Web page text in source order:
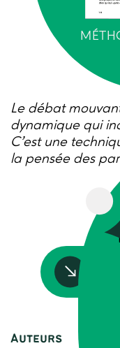
Le débat
dynamique qui
C’est une
la pensée des
Auteurs